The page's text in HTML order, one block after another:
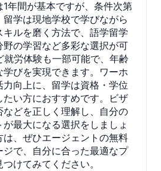
年間が基本ですが、条件次第
学は現地学校で学びながら
ルを磨く方法で、語学留学
の学習など多彩な選択が可
労体験も一部可能で、年齢
びを実現できます。ワーホ
力向上に、留学は資格・学位
い方におすすめです。ビザ
どを正しく理解し、自分の
最大になる選択をしましょ
は、ぜひエージェントの無料
で、自分に合った最適なプ
けてみてください。